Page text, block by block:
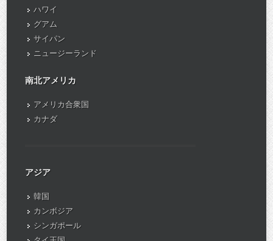
ハワイ
グアム
サイパン
ニュージーランド
南北アメリカ
アメリカ合衆国
カナダ
アジア
韓国
カンボジア
シンガポール